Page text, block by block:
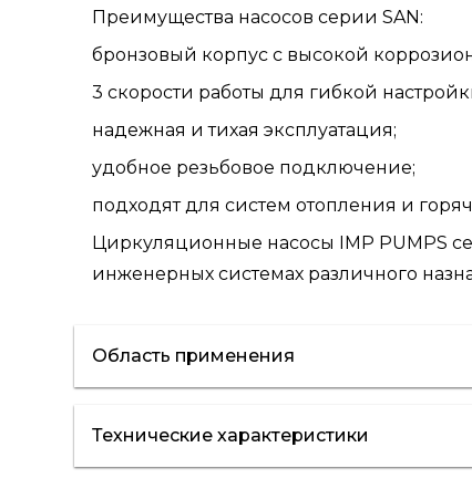
Преимущества насосов серии SAN:
бронзовый корпус с высокой
3 скорости работы для гибкой
надежная и тихая эксплуатация;
удобное резьбовое подключение;
подходят для систем отопления и
Циркуляционные насосы IMP PUMPS
инженерных системах различного
Область применения
ГВС
Технические характеристики